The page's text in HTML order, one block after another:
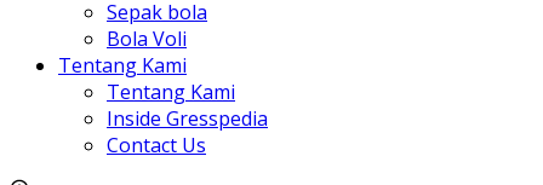
Sepak bola
Bola Voli
Tentang Kami
Tentang Kami
Inside Gresspedia
Contact Us